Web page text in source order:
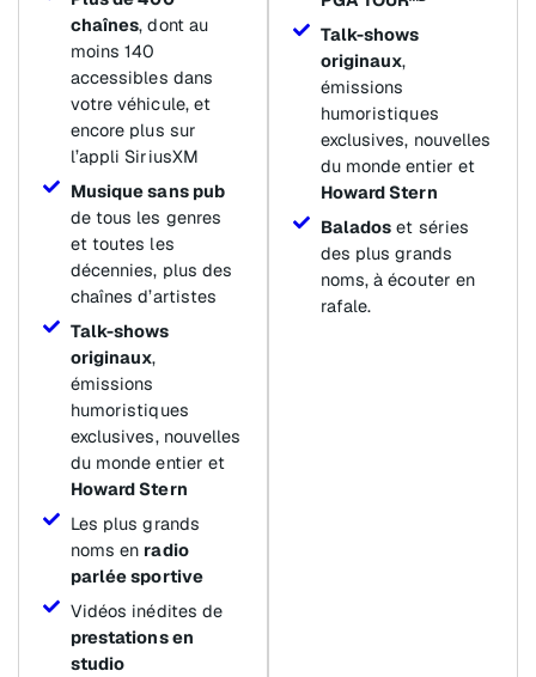
chaînes, dont au
moins 140
accessibles dans
votre véhicule, et
encore plus sur
l’appli SiriusXM
Musique sans pub
de tous les genres
et toutes les
décennies, plus des
chaînes d’artistes
Talk-shows
originaux,
émissions
humoristiques
exclusives, nouvelles
du monde entier et
Howard Stern
Les plus grands
noms en radio
parlée sportive
Vidéos inédites de
prestations en
studio
Talk-shows
originaux,
émissions
humoristiques
exclusives, nouvelles
du monde entier et
Howard Stern
Balados et séries
des plus grands
noms, à écouter en
rafale.